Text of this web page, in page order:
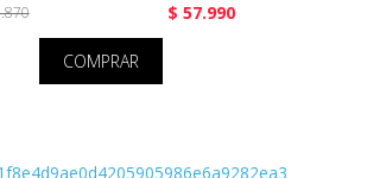
$ 57.990
COMPRAR